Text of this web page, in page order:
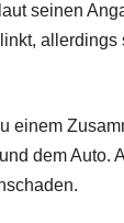
seinen
allerdings
einem
dem Auto.